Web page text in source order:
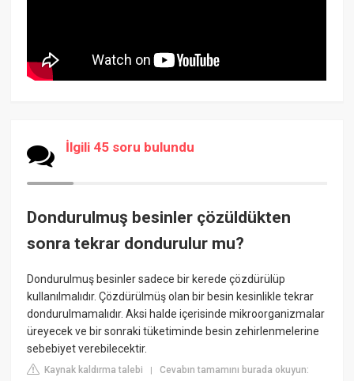
İlgili 45 soru bulundu
Dondurulmuş besinler çözüldükten
sonra tekrar dondurulur mu?
Dondurulmuş besinler sadece bir kerede çözdürülüp
kullanılmalıdır. Çözdürülmüş olan bir besin kesinlikle tekrar
dondurulmamalıdır. Aksi halde içerisinde mikroorganizmalar
üreyecek ve bir sonraki tüketiminde besin zehirlenmelerine
sebebiyet verebilecektir.
Kaynak kaldırma talebi |Cevabın tamamını burada okuyun: